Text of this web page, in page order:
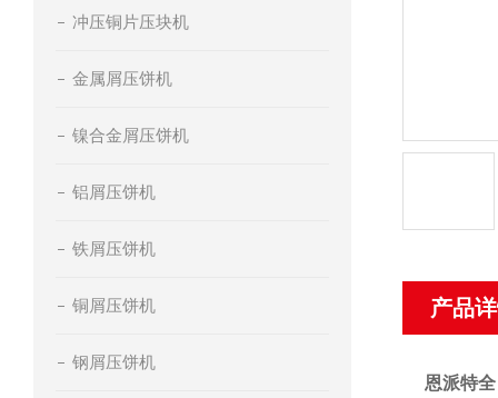
冲压铜片压块机
金属屑压饼机
镍合金屑压饼机
铝屑压饼机
铁屑压饼机
铜屑压饼机
钢屑压饼机
产品
恩派特